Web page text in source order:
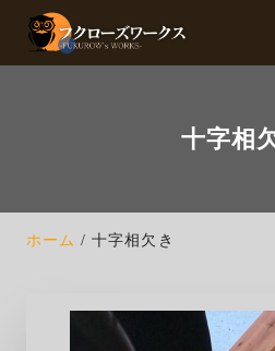
十字相
ホーム 十字相欠き